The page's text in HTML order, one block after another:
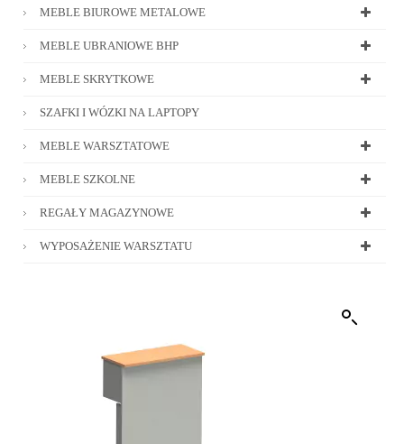
MEBLE BIUROWE METALOWE
MEBLE UBRANIOWE BHP
MEBLE SKRYTKOWE
SZAFKI I WÓZKI NA LAPTOPY
MEBLE WARSZTATOWE
MEBLE SZKOLNE
REGAŁY MAGAZYNOWE
WYPOSAŻENIE WARSZTATU